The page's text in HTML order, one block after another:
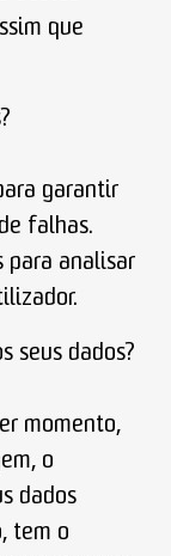
que
garantir
falhas.
para analisar
seus dados?
momento,
o
dados
tem o